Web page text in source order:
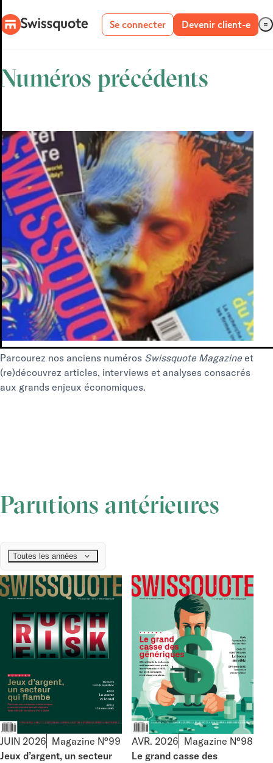
Se connecter
SMART
PORTFOLIOS
Smart Portfolios
Devenir client-e
Numéros précédents
Parcourez nos anciens numéros Swissquote Magazine et
(re)découvrez articles, interviews et analyses consacrés
aux grands enjeux économiques.
Parutions antérieures
Toutes les années
JUIN 2026 Magazine N°99
Jeux d’argent, un secteur
AVR. 2026 Magazine N°98
Le grand casse des